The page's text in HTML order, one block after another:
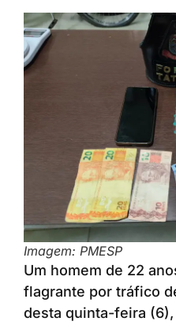
Imagem: PMESP
Um homem de 22
flagrante por tráfico
desta quinta-feira